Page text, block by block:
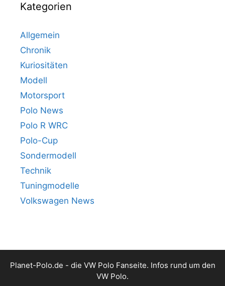
Kategorien
Allgemein
Chronik
Kuriositäten
Modell
Motorsport
Polo News
Polo R WRC
Polo-Cup
Sondermodell
Technik
Tuningmodelle
Volkswagen News
Planet-Polo.de - die VW Polo Fanseite. Infos rund um den
VW Polo.